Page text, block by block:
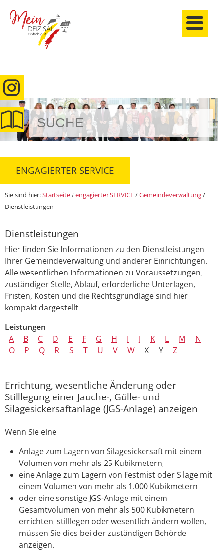
anmelden
ENGAGIERTER SERVICE
Sie sind hier:Startseite/engagierter SERVICE/Gemeindeverwaltung/
Dienstleistungen
Dienstleistungen
Hier finden Sie Informationen zu den Dienstleistungen
Ihrer Gemeindeverwaltung und anderer Einrichtungen.
Alle wesentlichen Informationen zu Voraussetzungen,
zuständiger Stelle, Ablauf, erforderliche Unterlagen,
Fristen, Kosten und die Rechtsgrundlage sind hier
kompakt dargestellt.
Leistungen
A
B C D E F G H I J K L M
N
O
P Q R S T U V W X Y Z
Errichtung, wesentliche Änderung oder
Stilllegung einer Jauche-, Gülle- und
Silagesickersaftanlage (JGS-Anlage) anzeigen
Wenn Sie eine
Anlage zum Lagern von Silagesickersaft mit einem
Volumen von mehr als 25 Kubikmetern,
eine Anlage zum Lagern von Festmist oder Silage mit
einem Volumen von mehr als 1.000 Kubikmetern
oder eine sonstige JGS-Anlage mit einem
Gesamtvolumen von mehr als 500 Kubikmetern
errichten, stilllegen oder wesentlich ändern wollen,
müssen Sie dies bei der zuständigen Behörde
anzeigen.